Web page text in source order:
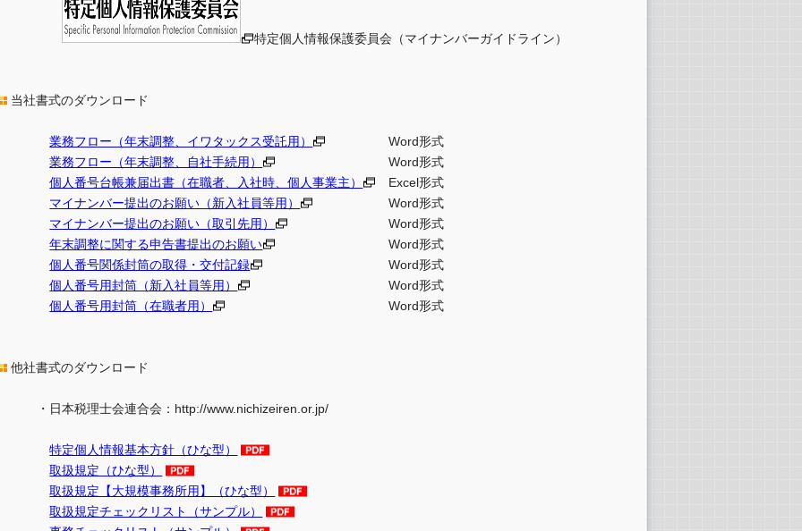
特定個人情報保護委員会（マイナンバーガイドライン）
当社書式のダウンロード
業務フロー（年末調整、イワタックス受託用）
Word形式
業務フロー（年末調整、自社手続用）
Word形式
個人番号台帳兼届出書（在職者、入社時、個人事業主）
Excel形式
マイナンバー提出のお願い（新入社員等用）
Word形式
マイナンバー提出のお願い（取引先用）
Word形式
年末調整に関する申告書提出のお願い
Word形式
個人番号関係封筒の取得・交付記録
Word形式
個人番号用封筒（新入社員等用）
Word形式
個人番号用封筒（在職者用）
Word形式
他社書式のダウンロード
・日本税理士会連合会：http://www.nichizeiren.or.jp/
特定個人情報基本方針（ひな型）
取扱規定（ひな型）
取扱規定【大規模事務所用】（ひな型）
取扱規定チェックリスト（サンプル）